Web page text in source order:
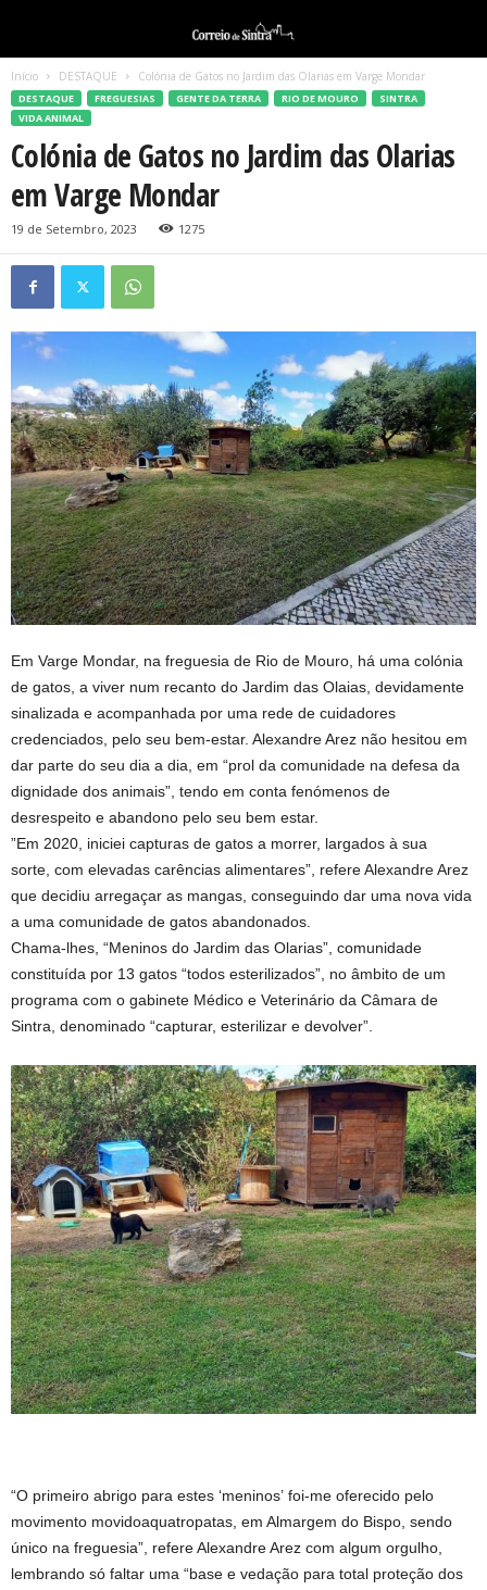
Início DESTAQUE Colónia de Gatos no Jardim das Olarias em Varge Mondar
DESTAQUE FREGUESIAS GENTE DA TERRA RIO DE MOURO
SINTRA
VIDA ANIMAL
Colónia de Gatos no Jardim das Olarias
em Varge Mondar
19 de Setembro, 2023 1275
Em Varge Mondar, na freguesia de Rio de Mouro, há uma colónia
de gatos, a viver num recanto do Jardim das Olaias, devidamente
sinalizada e acompanhada por uma rede de cuidadores
credenciados, pelo seu bem-estar. Alexandre Arez não hesitou em
dar parte do seu dia a dia, em “prol da comunidade na defesa da
dignidade dos animais”, tendo em conta fenómenos de
desrespeito e abandono pelo seu bem estar.
”Em 2020, iniciei capturas de gatos a morrer, largados à sua
sorte, com elevadas carências alimentares”, refere Alexandre Arez
que decidiu arregaçar as mangas, conseguindo dar uma nova vida
a uma comunidade de gatos abandonados.
Chama-lhes, “Meninos do Jardim das Olarias”, comunidade
constituída por 13 gatos “todos esterilizados”, no âmbito de um
programa com o gabinete Médico e Veterinário da Câmara de
Sintra, denominado “capturar, esterilizar e devolver”.
“O primeiro abrigo para estes ‘meninos’ foi-me oferecido pelo
movimento movidoaquatropatas, em Almargem do Bispo, sendo
único na freguesia”, refere Alexandre Arez com algum orgulho,
lembrando só faltar uma “base e vedação para total proteção dos